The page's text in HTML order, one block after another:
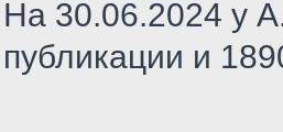
На 30.06.2024 у
публикации и